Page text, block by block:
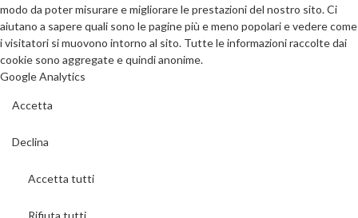
modo da poter misurare e migliorare le prestazioni del nostro sito. Ci
aiutano a sapere quali sono le pagine più e meno popolari e vedere come
i visitatori si muovono intorno al sito. Tutte le informazioni raccolte dai
cookie sono aggregate e quindi anonime.
Google Analytics
Accetta
Declina
Accetta tutti
Rifiuta tutti